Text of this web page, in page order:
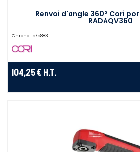
Renvoi d'angle 360° Cori
RADAQV360
Chrono : 575883
104,25 € H.T.